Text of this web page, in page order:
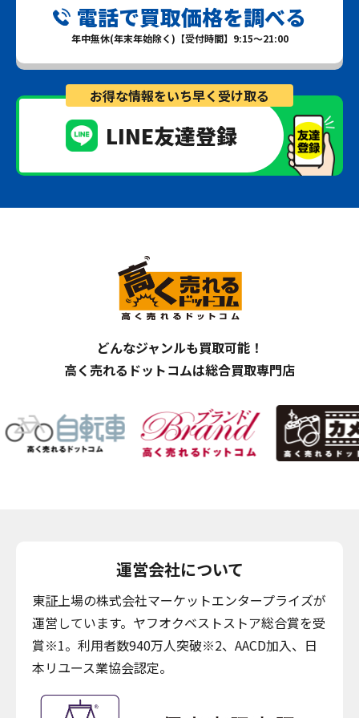
電話で買取価格を調べる
年中無休(年末年始除く)【受付時間】9:15～21:00
お得な情報をいち早く受け取る
LINE友達登録
どんなジャンルも買取可能！
高く売れるドットコムは総合買取専門店
運営会社について
東証上場の株式会社マーケットエンタープライズが
運営しています。ヤフオクベストストア総合賞を受
賞※1。利用者数940万人突破※2、AACD加入、日
本リユース業協会認定。